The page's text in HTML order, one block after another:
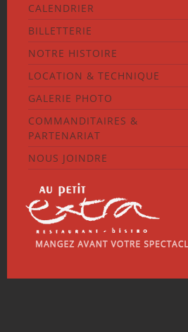
CALENDRIER
BILLETTERIE
NOTRE HISTOIRE
LOCATION & TECHNIQUE
GALERIE PHOTO
COMMANDITAIRES &
PARTENARIAT
NOUS JOINDRE